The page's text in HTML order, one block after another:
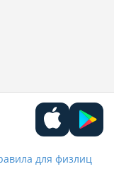
для физлиц